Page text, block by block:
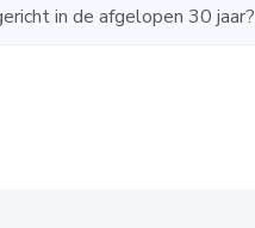
in de afgelopen 30 jaar?